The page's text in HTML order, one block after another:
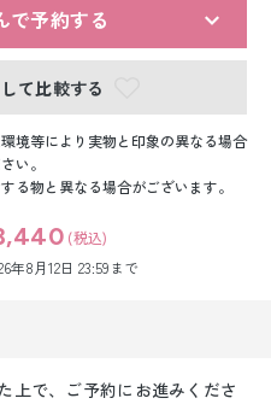
で予約する
て比較する
境等により実物と印象の異なる場合
い。
る物と異なる場合がございます。
(税込)
年8月12日 23:59まで
上で、ご予約にお進みくださ